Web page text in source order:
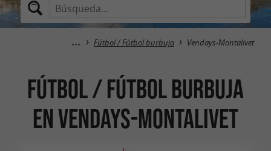
Fútbol / Fútbol burbuja Vendays-Montalivet
Fútbol / Fútbol burbuja
en Vendays-Montalivet